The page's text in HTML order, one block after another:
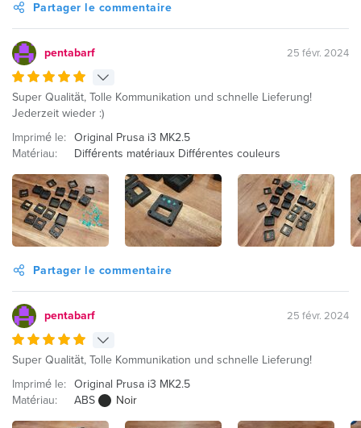
Partager le commentaire
pentabarf 25 févr. 2024
Super Qualität, Tolle Kommunikation und schnelle Lieferung!
Jederzeit wieder :)
Imprimé le: Original Prusa i3 MK2.5
Matériau:
Différents matériaux Différentes couleurs
Partager le commentaire
pentabarf 25 févr. 2024
Super Qualität, Tolle Kommunikation und schnelle Lieferung!
Imprimé le: Original Prusa i3 MK2.5
Matériau:
ABS Noir